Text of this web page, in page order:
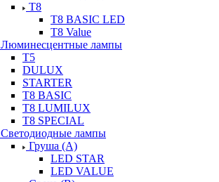
T8
T8 BASIC LED
T8 Value
Люминесцентные лампы
T5
DULUX
STARTER
T8 BASIC
T8 LUMILUX
T8 SPECIAL
Светодиодные лампы
Груша (А)
LED STAR
LED VALUE